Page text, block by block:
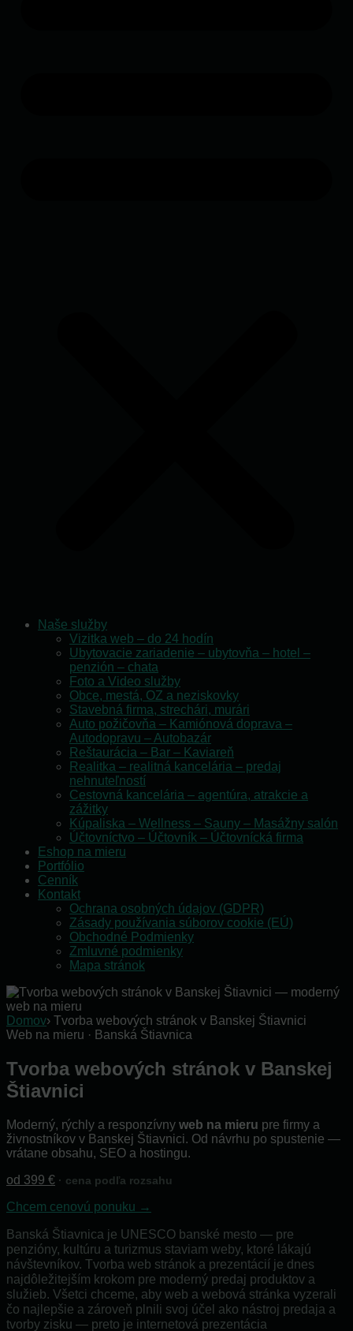
Naše služby
Vizitka web – do 24 hodín
Ubytovacie zariadenie – ubytovňa – hotel –
penzión – chata
Foto a Video služby
Obce, mestá, OZ a neziskovky
Stavebná firma, strechári, murári
Auto požičovňa – Kamiónová doprava –
Autodopravu – Autobazár
Reštaurácia – Bar – Kaviareň
Realitka – realitná kancelária – predaj
nehnuteľností
Cestovná kancelária – agentúra, atrakcie a
zážitky
Kúpaliska – Wellness – Sauny – Masážny salón
Účtovníctvo – Účtovník – Účtovnícká firma
Eshop na mieru
Portfólio
Cenník
Kontakt
Ochrana osobných údajov (GDPR)
Zásady používania súborov cookie (EÚ)
Obchodné Podmienky
Zmluvné podmienky
Mapa stránok
Domov› Tvorba webových stránok v Banskej Štiavnici
Web na mieru · Banská Štiavnica
Tvorba webových stránok v Banskej
Štiavnici
Moderný, rýchly a responzívny web na mieru pre firmy a
živnostníkov v Banskej Štiavnici. Od návrhu po spustenie —
vrátane obsahu, SEO a hostingu.
od 399 € · cena podľa rozsahu
Chcem cenovú ponuku →
Banská Štiavnica je UNESCO banské mesto — pre
penzióny, kultúru a turizmus staviam weby, ktoré lákajú
návštevníkov. Tvorba web stránok a prezentácií je dnes
najdôležitejším krokom pre moderný predaj produktov a
služieb. Všetci chceme, aby web a webová stránka vyzerali
čo najlepšie a zároveň plnili svoj účel ako nástroj predaja a
tvorby zisku — preto je internetová prezentácia